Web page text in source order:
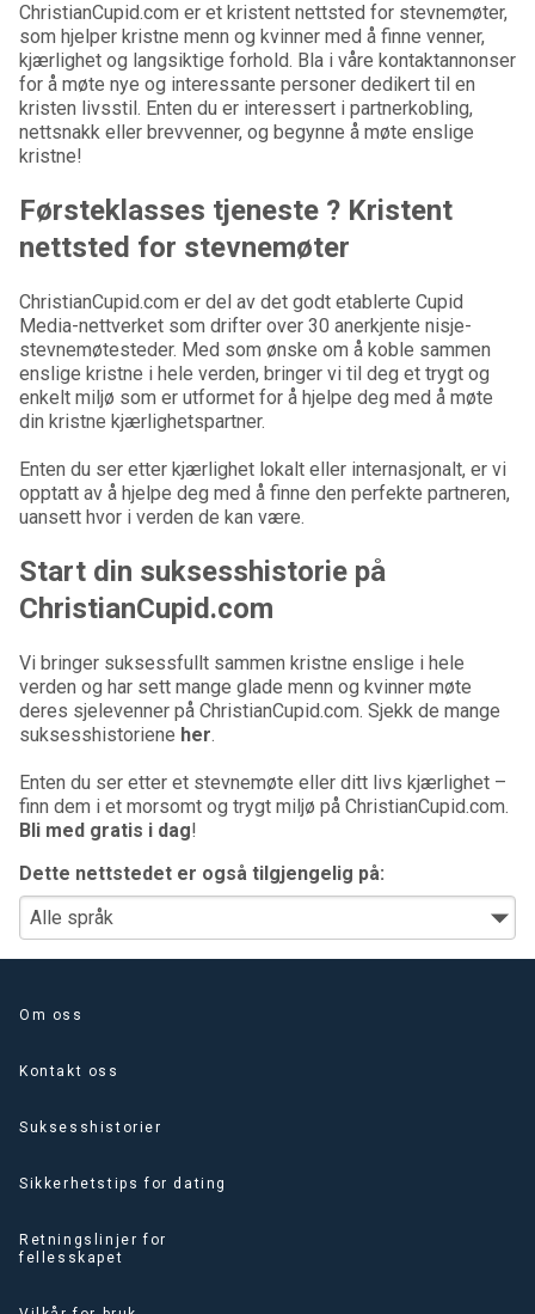
ChristianCupid.com er et kristent nettsted for stevnemøter,
som hjelper kristne menn og kvinner med å finne venner,
kjærlighet og langsiktige forhold. Bla i våre kontaktannonser
for å møte nye og interessante personer dedikert til en
kristen livsstil. Enten du er interessert i partnerkobling,
nettsnakk eller brevvenner, og begynne å møte enslige
kristne!
Førsteklasses tjeneste ? Kristent
nettsted for stevnemøter
ChristianCupid.com er del av det godt etablerte Cupid
Media-nettverket som drifter over 30 anerkjente nisje-
stevnemøtesteder. Med som ønske om å koble sammen
enslige kristne i hele verden, bringer vi til deg et trygt og
enkelt miljø som er utformet for å hjelpe deg med å møte
din kristne kjærlighetspartner.
Enten du ser etter kjærlighet lokalt eller internasjonalt, er vi
opptatt av å hjelpe deg med å finne den perfekte partneren,
uansett hvor i verden de kan være.
Start din suksesshistorie på
ChristianCupid.com
Vi bringer suksessfullt sammen kristne enslige i hele
verden og har sett mange glade menn og kvinner møte
deres sjelevenner på ChristianCupid.com. Sjekk de mange
suksesshistoriene her.
Enten du ser etter et stevnemøte eller ditt livs kjærlighet –
finn dem i et morsomt og trygt miljø på ChristianCupid.com.
Bli med gratis i dag!
Dette nettstedet er også tilgjengelig på:
Om oss
Kontakt oss
Suksesshistorier
Sikkerhetstips for dating
Retningslinjer for
fellesskapet